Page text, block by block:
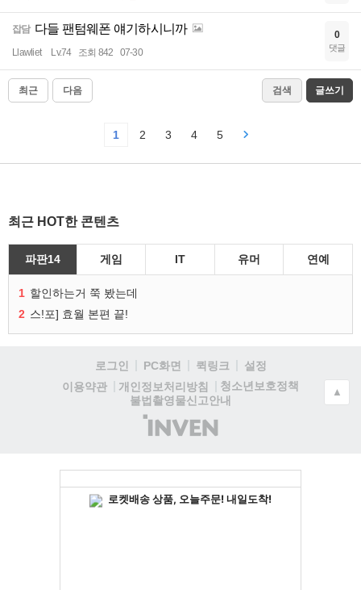
잡담 다들 팬텀웨폰 얘기하시니까
Llawliet Lv.74 조회 842 07-30
0
댓글
최근 다음 검색 글쓰기
1 2 3 4 5
최근 HOT한 콘텐츠
파판14 게임 IT 유머 연예
1 할인하는거 쭉 봤는데
2 스!포] 효월 본편 끝!
로그인 PC화면 퀵링크
설정
이용약관
개인정보처리방침
청소년보호정책
불법촬영물신고안내
(주)
인
▲